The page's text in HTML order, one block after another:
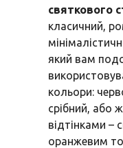
святкового
класичний,
який вам
кольори:
срібний, або
відтінками –
оранжевим